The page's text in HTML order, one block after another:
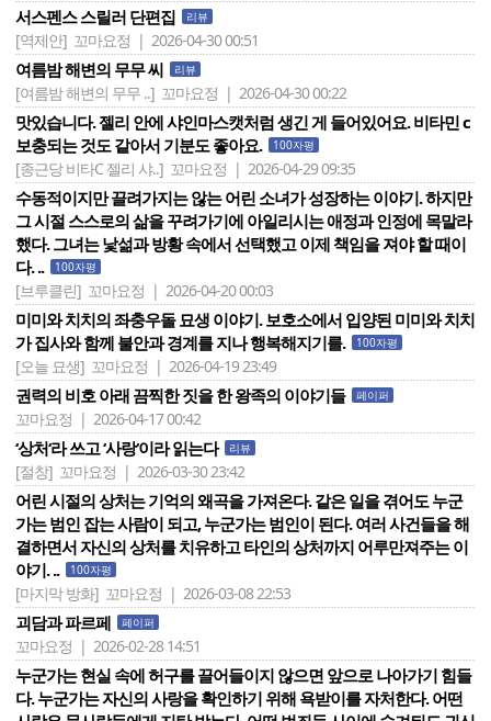
서스펜스 스릴러 단편집 리뷰
[역제안] 꼬마요정 | 2026-04-30 00:51
여름밤 해변의 무무 씨 리뷰
[여름밤 해변의 무무 ..] 꼬마요정 | 2026-04-30 00:22
맛있습니다. 젤리 안에 샤인마스캣처럼 생긴 게 들어있어요. 비타민 c
보충되는 것도 같아서 기분도 좋아요.
100자평
[종근당 비타C 젤리 샤..] 꼬마요정 | 2026-04-29 09:35
수동적이지만 끌려가지는 않는 어린 소녀가 성장하는 이야기. 하지만
그 시절 스스로의 삶을 꾸려가기에 아일리시는 애정과 인정에 목말라
했다. 그녀는 낯섦과 방황 속에서 선택했고 이제 책임을 져야 할 때이
다. ..
100자평
[브루클린] 꼬마요정 | 2026-04-20 00:03
미미와 치치의 좌충우돌 묘생 이야기. 보호소에서 입양된 미미와 치치
가 집사와 함께 불안과 경계를 지나 행복해지기를.
100자평
[오늘 묘생] 꼬마요정 | 2026-04-19 23:49
권력의 비호 아래 끔찍한 짓을 한 왕족의 이야기들 페이퍼
꼬마요정 | 2026-04-17 00:42
‘상처‘라 쓰고 ‘사랑‘이라 읽는다 리뷰
[절창] 꼬마요정 | 2026-03-30 23:42
어린 시절의 상처는 기억의 왜곡을 가져온다. 같은 일을 겪어도 누군
가는 범인 잡는 사람이 되고, 누군가는 범인이 된다. 여러 사건들을 해
결하면서 자신의 상처를 치유하고 타인의 상처까지 어루만져주는 이
야기. ..
100자평
[마지막 방화] 꼬마요정 | 2026-03-08 22:53
괴담과 파르페 페이퍼
꼬마요정 | 2026-02-28 14:51
누군가는 현실 속에 허구를 끌어들이지 않으면 앞으로 나아가기 힘들
다. 누군가는 자신의 사랑을 확인하기 위해 욕받이를 자처한다. 어떤